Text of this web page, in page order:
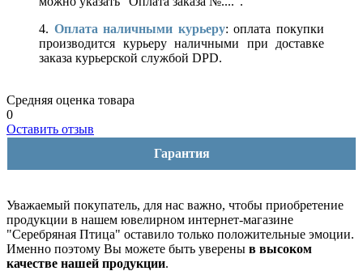
4. Оплата наличными курьеру: оплата покупки
производится курьеру наличными при доставке
заказа курьерской службой DPD.
Средняя оценка товара
0
Оставить отзыв
Гарантия
Уважаемый покупатель, для нас важно, чтобы приобретение
продукции в нашем ювелирном интернет-магазине
"Серебряная Птица" оставило только положительные эмоции.
Именно поэтому Вы можете быть уверены в высоком
качестве нашей продукции.